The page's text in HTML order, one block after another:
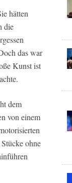
hätten
die
das war
Kunst ist
dem
von einem
ohne